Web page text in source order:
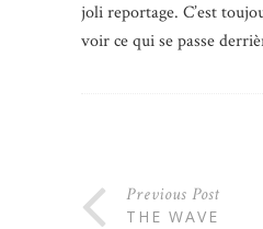
joli reportage. C’est
voir ce qui se passe
Previous Post
THE WAVE